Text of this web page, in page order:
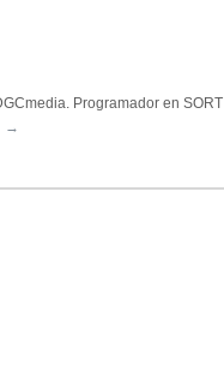
Programador en SORT
→